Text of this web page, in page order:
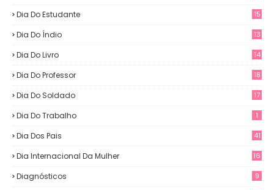
Dia Do Estudante 15
Dia Do Índio 13
Dia Do Livro 14
Dia Do Professor 18
Dia Do Soldado 17
Dia Do Trabalho 1
Dia Dos Pais 41
Dia Internacional Da Mulher 16
Diagnósticos 9